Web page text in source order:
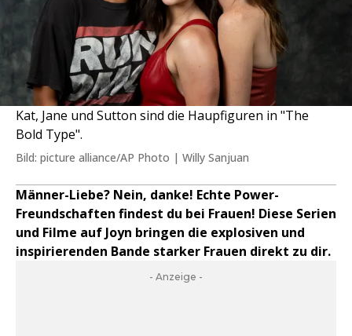
Kat, Jane und Sutton sind die Haupfiguren in "The
Bold Type".
Bild: picture alliance/AP Photo | Willy Sanjuan
Männer-Liebe? Nein, danke! Echte Power-
Freundschaften findest du bei Frauen! Diese Serien
und Filme auf Joyn bringen die explosiven und
inspirierenden Bande starker Frauen direkt zu dir.
- Anzeige -